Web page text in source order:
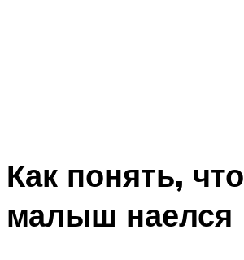
Как понять, что
малыш наелся